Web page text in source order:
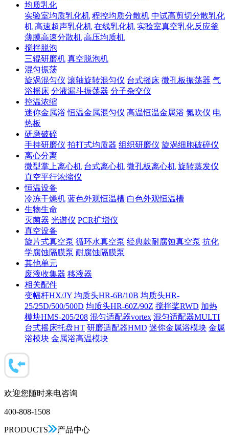
均质乳化
实验室均质乳化机 程控均质分散机 中试高剪切分散乳化
机 高速超声乳化机 在线乳化机 实验室真空乳化反应釜
薄膜高速分散机 高压均质机
搅拌脱泡
三辊研磨机 真空脱泡机
混匀振荡
旋涡混匀仪 滚轴旋转混匀仪 台式摇床 微孔板振荡器 气
浴摇床 分液漏斗振荡器 分子杂交仪
控温浓缩
迷你金属浴 恒温金属混匀仪 高温恒温金属浴 氮吹仪 电
热板
研磨破碎
手持研磨仪 拍打式均质器 组织研磨仪 旋涡细胞破碎仪
离心分离
微型掌上离心机 台式离心机 微孔板离心机 旋转蒸发仪
真空平行浓缩仪
恒温设备
冷冻干燥机 蓝色外观恒温槽 白色外观恒温槽
生物生命
灭菌器 光谱仪 PCR扩增仪
真空设备
旋片式真空泵 循环水真空泵 经典款耐腐蚀真空泵 抗化
学腐蚀隔膜泵 耐腐蚀隔膜泵
其他单元
废液收集器 移液器
相关配件
变幅杆HX/JY 均质头HR-6B/10B 均质头HR-
25/25D/500/500D 均质头HR-60Z/90Z 搅拌桨RWD 加热
模块HMS-205/208 混匀适配器vortex 混匀适配器MULTI
台式摇床托盘HT 研磨适配器HMD 迷你金属浴模块 金属
浴模块 金属浴高温模块
欢迎您随时来电咨询
400-808-1508
PRODUCTS 产品中心